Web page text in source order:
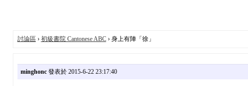
討論區 › 初級書院 Cantonese ABC› 身上有陣「徐」
minghonc發表於 2015-6-22 23:17:40